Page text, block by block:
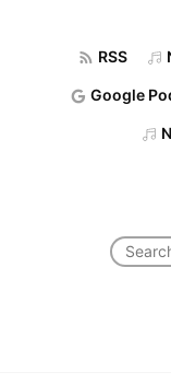
RSS
Google